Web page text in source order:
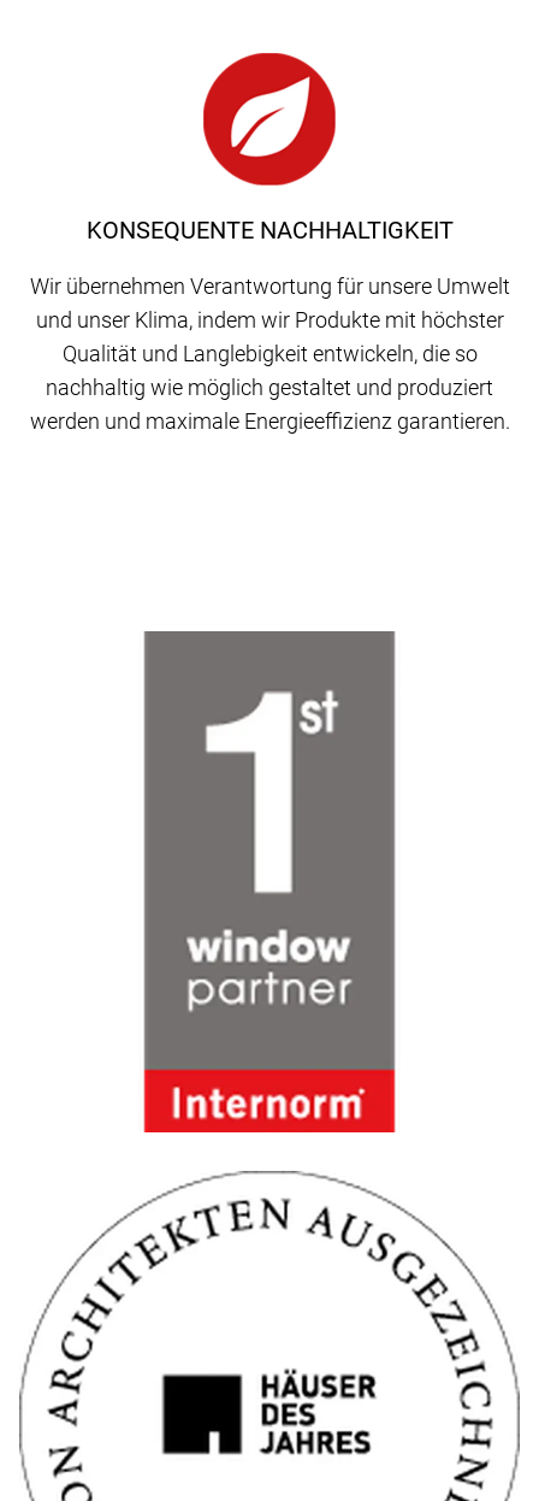
KONSEQUENTE NACHHALTIGKEIT
Wir übernehmen Verantwortung für unsere Umwelt
und unser Klima, indem wir Produkte mit höchster
Qualität und Langlebigkeit entwickeln, die so
nachhaltig wie möglich gestaltet und produziert
werden und maximale Energieeffizienz garantieren.